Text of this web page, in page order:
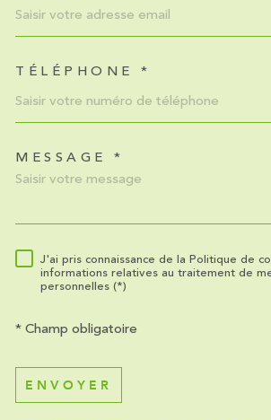
TÉLÉPHONE *
MESSAGE *
RÈGLEMENTATION
J'ai pris connaissance de la Politique de
informations relatives au traitement de
personnelles (*)
* Champ obligatoire
ENVOYER